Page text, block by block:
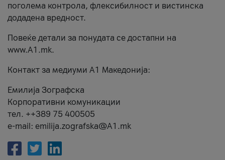
поголема контрола, флексибилност и вистинска
додадена вредност.
Повеќе детали за понудата се достапни на
www.А1.mk.
Контакт за медиуми А1 Македонија:
Емилија Зографска
Корпоративни комуникации
тел. ++389 75 400505
e-mail: emilija.zografska@A1.mk